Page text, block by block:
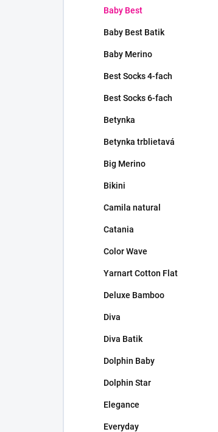
Baby Best
Baby Best Batik
Baby Merino
Best Socks 4-fach
Best Socks 6-fach
Betynka
Betynka trblietavá
Big Merino
Bikini
Camila natural
Catania
Color Wave
Yarnart Cotton Flat
Deluxe Bamboo
Diva
Diva Batik
Dolphin Baby
Dolphin Star
Elegance
Everyday